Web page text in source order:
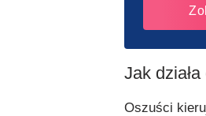
Jak
Oszuści